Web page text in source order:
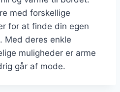
med forskellige
for at finde din egen
Med deres enkle
muligheder er arme
går af mode.